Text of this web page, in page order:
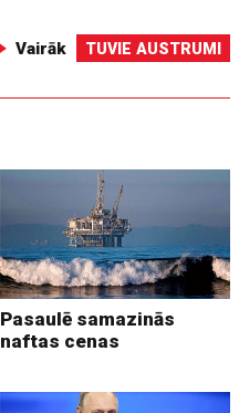
Vairāk TUVIE AUSTRUMI
Pasaulē samazinās
naftas cenas